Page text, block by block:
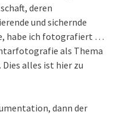
deren
und sichernde
habe ich fotografiert …
als Thema
alles ist hier zu
dann der